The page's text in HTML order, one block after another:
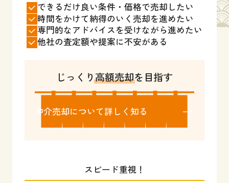
できるだけ良い条件・価格で売却したい
時間をかけて納得のいく売却を進めたい
専門的なアドバイスを受けながら進めたい
他社の査定額や提案に不安がある
じっくり高額売却を目指す
仲介売却について詳しく知る
スピード重視！